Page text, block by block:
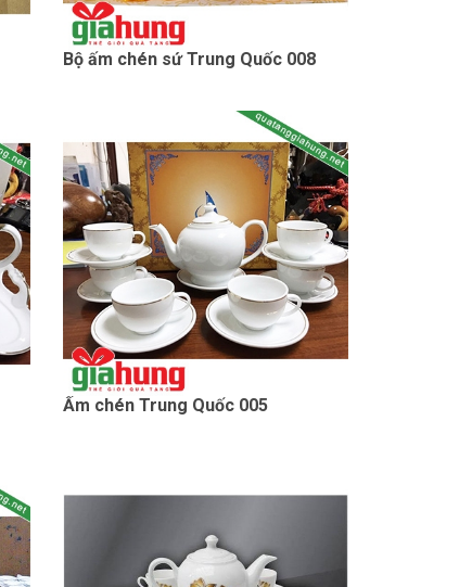
Bộ ấm chén sứ Trung Quốc 008
Ấm chén Trung Quốc 005